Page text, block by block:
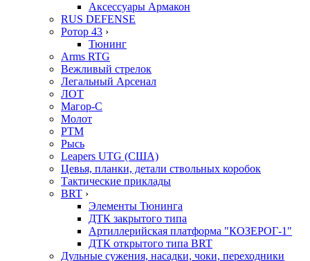
Аксессуары Армакон
RUS DEFENSE
Ротор 43 ›
Тюнинг
Arms RTG
Вежливый стрелок
Легальный Арсенал
ЛОТ
Магор-С
Молот
РТМ
Рысь
Leapers UTG (США)
Цевья, планки, детали ствольных коробок
Тактические приклады
BRT ›
Элементы Тюнинга
ДТК закрытого типа
Артиллерийская платформа "КОЗЕРОГ-1"
ДТК открытого типа BRT
Дульные сужения, насадки, чоки, переходники